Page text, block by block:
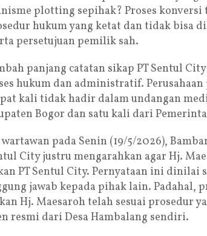
plotting sepihak? Proses konversi
hukum yang ketat dan tidak bisa
persetujuan pemilik sah.
panjang catatan sikap PT Sentul
hukum dan administratif.
kali tidak hadir dalam undangan
Bogor dan satu kali dari
pada Senin (19/5/2026),
City justru mengarahkan agar Hj.
PT Sentul City. Pernyataan ini dinilai
jawab kepada pihak lain. Padahal,
Hj. Maesaroh telah sesuai prosedur
resmi dari Desa Hambalang sendiri.